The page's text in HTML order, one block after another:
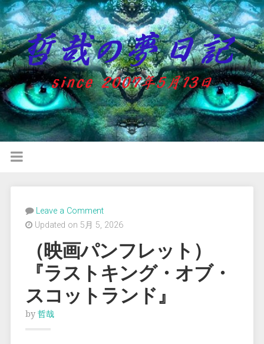
Leave a Comment
Updated on 5月 5, 2026
（映画パンフレット）
『ラストキング・オブ・
スコットランド』
by 哲哉